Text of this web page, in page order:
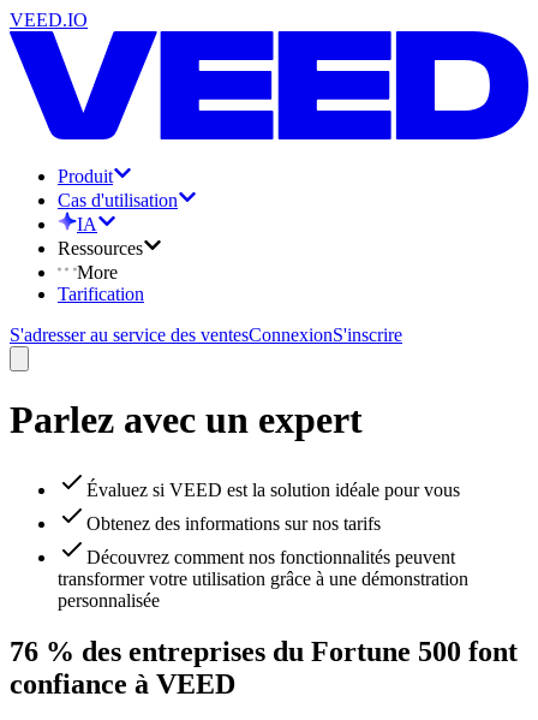
VEED.IO
Produit
Cas d'utilisation
IA
Ressources
More
Tarification
S'adresser au service des ventesConnexionS'inscrire
Parlez avec un expert
Évaluez si VEED est la solution idéale pour vous
Obtenez des informations sur nos tarifs
Découvrez comment nos fonctionnalités peuvent
transformer votre utilisation grâce à une démonstration
personnalisée
76 % des entreprises du Fortune 500 font
confiance à VEED